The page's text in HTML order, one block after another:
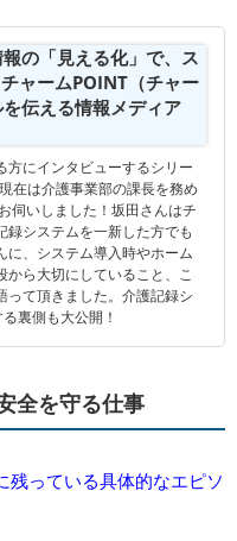
の「見える化」で、ス
ャームPOINT（チャー
伝える情報メディア
方にインタビューするシリー
在は介護事業部の課長を務め
伺いしました！坂田さんはチ
録システムを一新した方でも
に、システム導入時やホーム
から大切にしていること、こ
って頂きました。介護記録シ
裏側も大公開！
全を守る仕事
っている具体的なエピソ